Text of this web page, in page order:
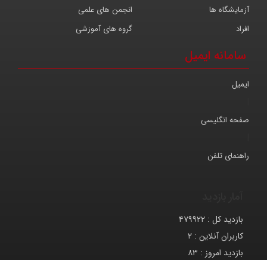
افراد گروه های آموزشی
آزمایشگاه ها انجمن های علمی
سامانه ایمیل
ایمیل
صفحه انگلیسی
راهنمای تلفن
بازدید کل : ۴۷۹۹۲۲
کاربران آنلاین : ۲
بازدید امروز : ۸۳